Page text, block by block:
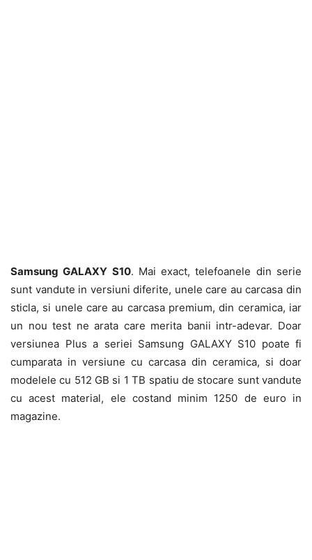
Samsung GALAXY S10. Mai exact, telefoanele din serie
sunt vandute in versiuni diferite, unele care au carcasa din
sticla, si unele care au carcasa premium, din ceramica, iar
un nou test ne arata care merita banii intr-adevar. Doar
versiunea Plus a seriei Samsung GALAXY S10 poate fi
cumparata in versiune cu carcasa din ceramica, si doar
modelele cu 512 GB si 1 TB spatiu de stocare sunt vandute
cu acest material, ele costand minim 1250 de euro in
magazine.